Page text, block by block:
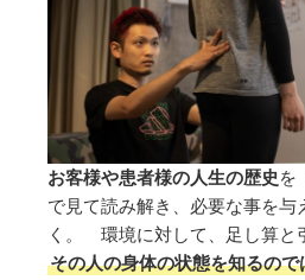
お客様や患者様の人生の歴史 を
で見て読み解き、必要な事を与
く。 環境に対して、足し算と
その人の身体の状態を知るの